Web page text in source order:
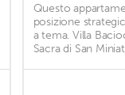
Questo
posizione
a tema. Villa
Sacra di San